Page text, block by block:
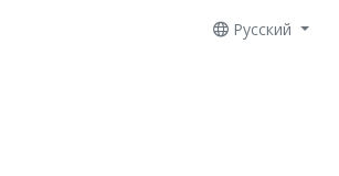
Русский